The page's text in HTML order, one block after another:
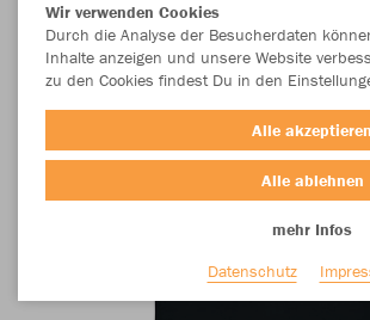
Wir verwenden Cookies
Durch die Analyse der Besucherdaten
Inhalte anzeigen und unsere Website
zu den Cookies findest Du in den
Alle akzeptieren
Alle ablehnen
mehr Infos
Datenschutz